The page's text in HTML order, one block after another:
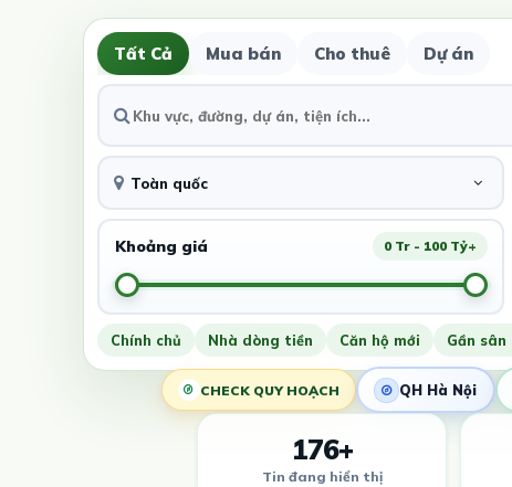
Tất Cả Mua bán Cho thuê Dự án
Toàn quốc
Khoảng giá 0 Tr - 100 Tỷ+
Chính chủ Nhà dòng tiền Căn hộ mới Gần sân
CHECK QUY HOẠCH QH Hà Nội
176+
Tin đang hiển thị